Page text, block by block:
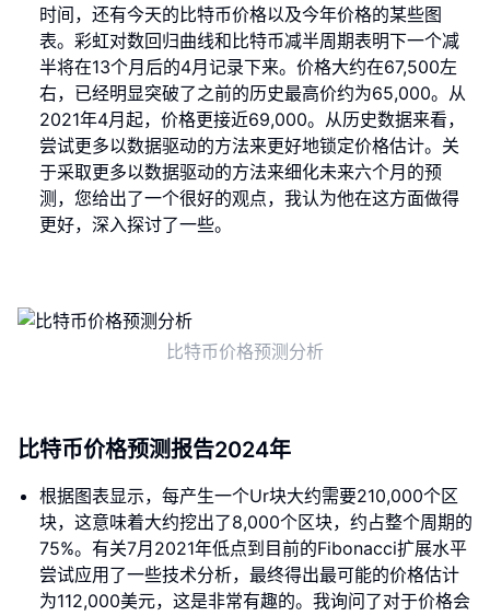
时间，还有今天的比特币价格以及今年价格的某些图
表。彩虹对数回归曲线和比特币减半周期表明下一个减
半将在13个月后的4月记录下来。价格大约在67,500左
右，已经明显突破了之前的历史最高价约为65,000。从
2021年4月起，价格更接近69,000。从历史数据来看，
尝试更多以数据驱动的方法来更好地锁定价格估计。关
于采取更多以数据驱动的方法来细化未来六个月的预
测，您给出了一个很好的观点，我认为他在这方面做得
更好，深入探讨了一些。
比特币价格预测分析
比特币价格预测报告2024年
根据图表显示，每产生一个Ur块大约需要210,000个区
块，这意味着大约挖出了8,000个区块，约占整个周期的
75%。有关7月2021年低点到目前的Fibonacci扩展水平
尝试应用了一些技术分析，最终得出最可能的价格估计
为112,000美元，这是非常有趣的。我询问了对于价格会